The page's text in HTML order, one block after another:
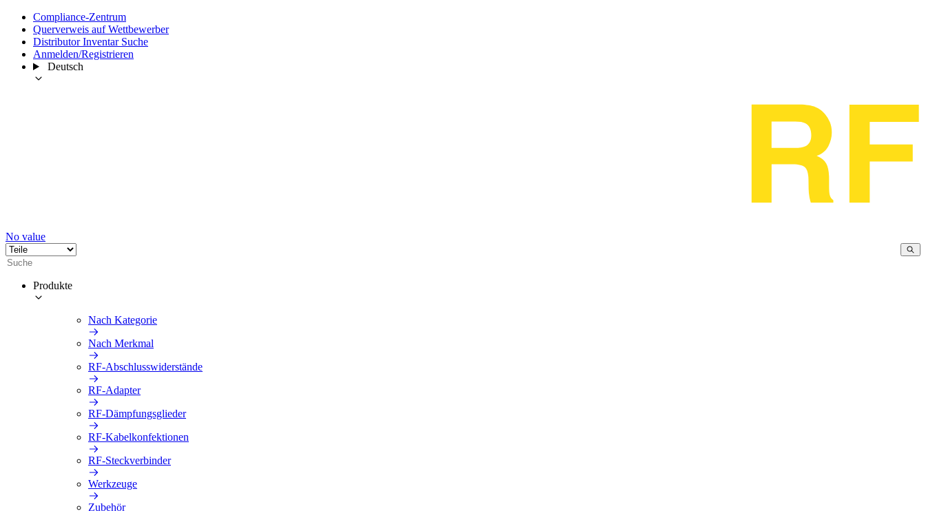
Compliance-Zentrum
Querverweis auf Wettbewerber
Distributor Inventar Suche
Anmelden/Registrieren
Deutsch
No value
Produkte
Nach Kategorie
Nach Merkmal
RF-Abschlusswiderstände
RF-Adapter
RF-Dämpfungsglieder
RF-Kabelkonfektionen
RF-Steckverbinder
Werkzeuge
Zubehör